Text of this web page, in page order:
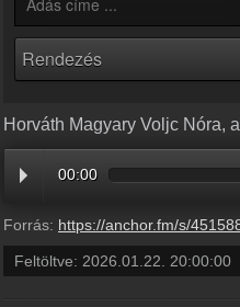
Horváth Magyary Voljc Nóra,
00:00
Forrás: https://anchor.fm/s/451588e0/podcast/play/115011890/
Feltöltve: 2026.01.22. 20:00:00